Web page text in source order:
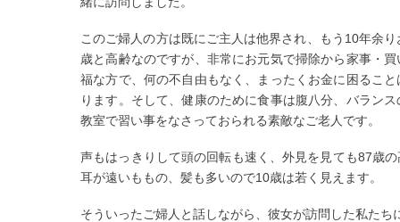
このご婦人の方は既にご主人は他界され、もう10年余
歳と高齢なのですが、非常にお元気で掃除から家事・
福な方で、何の不自由もなく、まったくお金に困るこ
ります。そして、健康のために食事は腹八分、バラン
教室で習い事をなさっておられる素敵なご老人です。
声もはっきりして頭の回転も速く、外見を見ても87歳
耳が遠いももの、髪も多いので10歳は若く見えます。
そういったご婦人と話しながら、彼女が訪問した私たち